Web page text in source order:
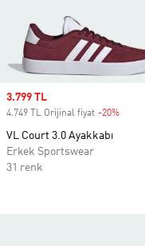
Sale price
3.799 TL
4.749 TL Orijinal fiyat -20%
VL Court 3.0 Ayakkabı
Erkek Sportswear
31 renk